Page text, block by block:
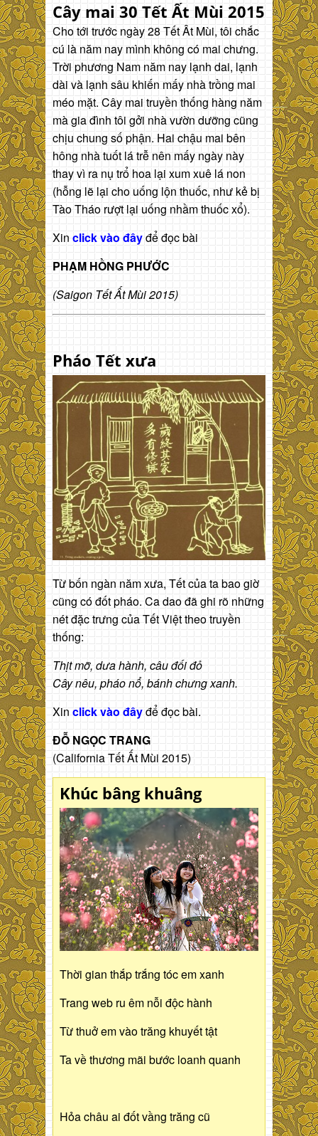
Cây mai 30 Tết Ất Mùi 2015
Cho tới trước ngày 28 Tết Ât Mùi, tôi chắc
cú là năm nay mình không có mai chưng.
Trời phương Nam năm nay lạnh dai, lạnh
dài và lạnh sâu khiến mấy nhà trồng mai
méo mặt. Cây mai truyền thống hàng năm
mà gia đình tôi gởi nhà vườn dưỡng cũng
chịu chung số phận. Hai chậu mai bên
hông nhà tuốt lá trễ nên mấy ngày này
thay vì ra nụ trổ hoa lại xum xuê lá non
(hỗng lẽ lại cho uống lộn thuốc, như kẻ bị
Tào Tháo rượt lại uống nhầm thuốc xổ).
Xin click vào đâyđể đọc bài
PHẠM HỒNG PHƯỚC
(Saigon Tết Ất Mùi 2015)
Pháo Tết xưa
Từ bốn ngàn năm xưa, Tết của ta bao giờ
cũng có đốt pháo. Ca dao đã ghi rõ những
nét đặc trưng của Tết Việt theo truyền
thống:
Thịt mỡ, dưa hành, câu đối đỏ
Cây nêu, pháo nổ, bánh chưng xanh.
Xin click vào đâyđể đọc bài.
ĐỖ NGỌC TRANG
(California Tết Ất Mùi 2015)
Khúc bâng khuâng
Thời gian thắp trắng tóc em xanh
Trang web ru êm nỗi độc hành
Từ thuở em vào trăng khuyết tật
Ta về thương mãi bước loanh quanh
Hỏa châu ai đốt vầng trăng cũ